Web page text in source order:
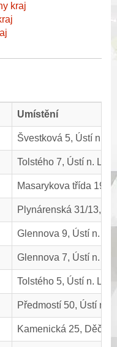
kraj
Umístění
Švestková 5, Ústí n.
Tolstého 7, Ústí n.
Masarykova třída
Plynárenská 31/13,
Glennova 9, Ústí n.
Glennova 7, Ústí n.
Tolstého 5, Ústí n.
Předmostí 50, Ústí
Kamenická 25, Děčín